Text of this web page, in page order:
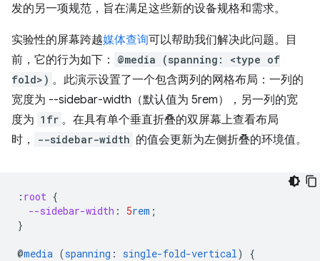
发的另一项规范，旨在满足这些新的设备规格和需求。
实验性的屏幕跨越媒体查询可以帮助我们解决此问题。目
前，它的行为如下：
@media (spanning: <type of
fold>) 。此演示设置了一个包含两列的网格布局：一列的
宽度为 --sidebar-width（默认值为 5rem），另一列的宽
度为 1fr 。在具有单个垂直折叠的双屏幕上查看布局
时，
--sidebar-width 的值会更新为左侧折叠的环境值。
: root {
--sidebar-width : 5rem ;
}
@media (spanning : single-fold-vertical)
{